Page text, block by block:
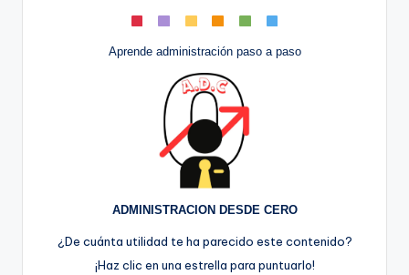
Aprende administración paso a paso
ADMINISTRACION DESDE CERO
¿De cuánta utilidad te ha parecido este contenido?
¡Haz clic en una estrella para puntuarlo!